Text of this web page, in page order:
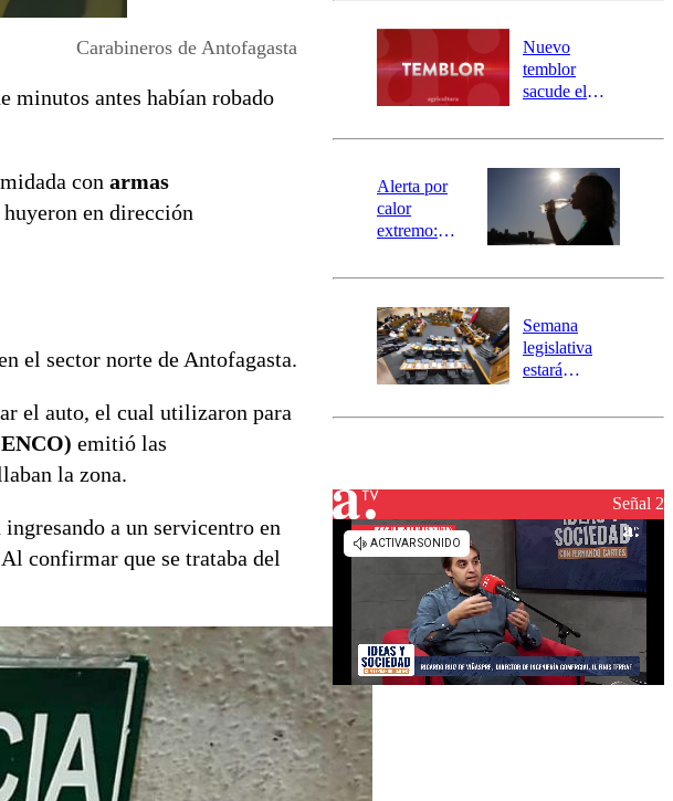
Carabineros de Antofagasta
minutos antes habían robado
con armas
en dirección
el sector norte de Antofagasta.
el auto, el cual utilizaron para
emitió las
la zona.
a un servicentro en
confirmar que se trataba del
río Damas:
activa
mensajería
SAE
Nuevo
temblor
sacude el
revisa la
epicentro
Alerta por
calor
extremo:
activa Alerta
Preventiva en
tres comunas
Semana
legislativa
estará
el fin de la
reconstrucciónSeñal 2